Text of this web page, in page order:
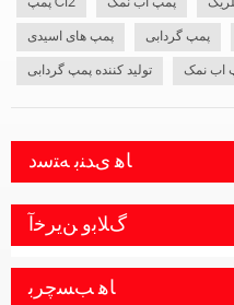
پمپ Cl2 پمپ آب نمک
پمپ های اسیدی پمپ گردابی
تولید کننده پمپ گردابی اب نمک
ﺎﻫ ﯼﺪﻨﺑ ﻪﺘﺳﺩ
ﮒﻼ ﺑﻭ ﻦﯾﺮﺧﺁ
ﺎﻫ ﺐﺴﭼﺮﺑ